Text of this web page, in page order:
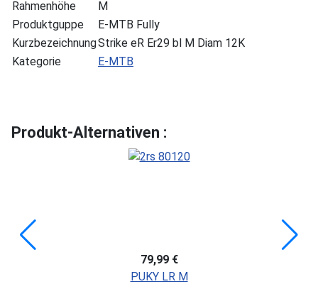
Rahmenhöhe
M
Produktguppe
E-MTB Fully
KurzbezeichnungStrike eR Er29 bl M Diam 12K
Kategorie
E-MTB
Produkt-Alternativen :
79,99 €
PUKY LR M